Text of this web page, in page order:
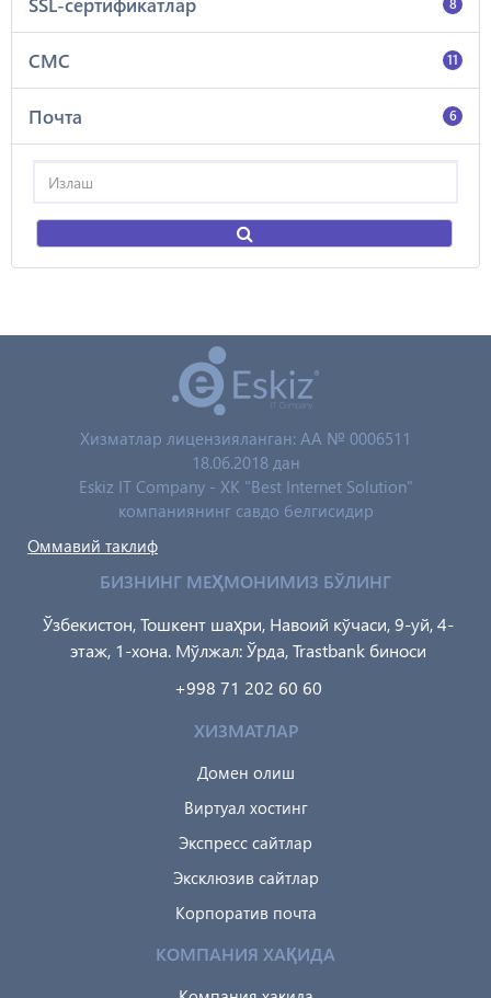
СМС 11
Почта 6
Хизматлар лицензияланган: AA № 0006511
18.06.2018 дан
Eskiz IT Company - XK "Best Internet Solution"
компаниянинг савдо белгисидир
Оммавий таклиф
БИЗНИНГ МЕҲМОНИМИЗ БЎЛИНГ
Ўзбекистон, Тошкент шаҳри, Навоий кўчаси, 9-уй, 4-
этаж, 1-хона. Мўлжал: Ўрда, Trastbank биноси
+998 71 202 60 60
ХИЗМАТЛАР
Домен олиш
Виртуал хостинг
Экспресс сайтлар
Эксклюзив сайтлар
Корпоратив почта
КОМПАНИЯ ХАҚИДА